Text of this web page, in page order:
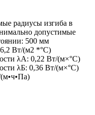
радиусы изгиба в
допустимые
500 мм
Вт/(м2 *°С)
λА: 0,22 Вт/(м×°С)
λБ: 0,36 Вт/(м×°С)